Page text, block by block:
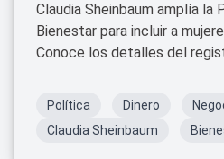
Claudia Sheinbaum amplía la
Bienestar para incluir a
Conoce los detalles del
Política Dinero
Claudia Sheinbaum